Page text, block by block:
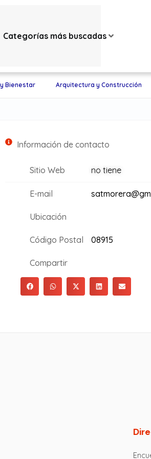
Categorías más buscadas
Bienestar Arquitectura y Construcción
Información de contacto
Sitio Web no tiene
E-mail
Ubicación
Código Postal 08915
Compartir